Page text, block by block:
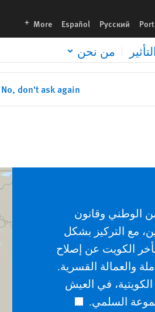
Русский
Español
More
languages
التأثير من نحن
No, don't ask again
الوطني وقانون
مع التركيز بشكل
الكويت عن إصلاح
والعمالة القسرية.
في العيش
السلمي.